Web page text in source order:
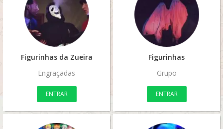
Figurinhas da Zueira
Engraçadas
ENTRAR
Figurinhas
Grupo
ENTRAR